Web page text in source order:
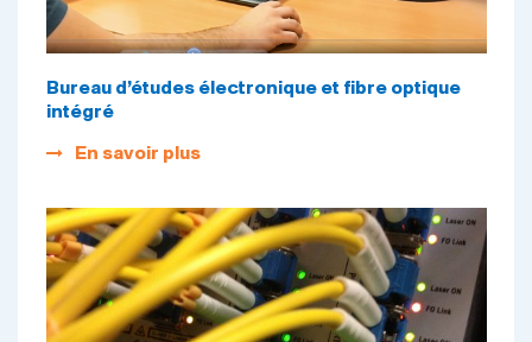
Bureau d’études électronique et fibre optique
intégré
En savoir plus